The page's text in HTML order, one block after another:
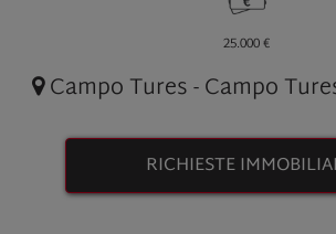
25.000 €
Campo Tures - Campo
RICHIESTE